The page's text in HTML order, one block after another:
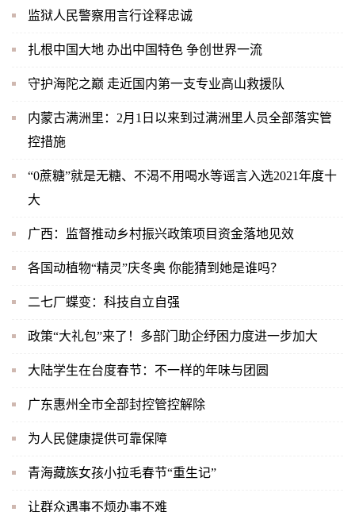
监狱人民警察用言行诠释忠诚
扎根中国大地 办出中国特色 争创世界一流
守护海陀之巅 走近国内第一支专业高山救援队
内蒙古满洲里：2月1日以来到过满洲里人员全部落实管
控措施
“0蔗糖”就是无糖、不渴不用喝水等谣言入选2021年度十
大
广西：监督推动乡村振兴政策项目资金落地见效
各国动植物“精灵”庆冬奥 你能猜到她是谁吗？
二七厂蝶变：科技自立自强
政策“大礼包”来了！多部门助企纾困力度进一步加大
大陆学生在台度春节：不一样的年味与团圆
广东惠州全市全部封控管控解除
为人民健康提供可靠保障
青海藏族女孩小拉毛春节“重生记”
让群众遇事不烦办事不难